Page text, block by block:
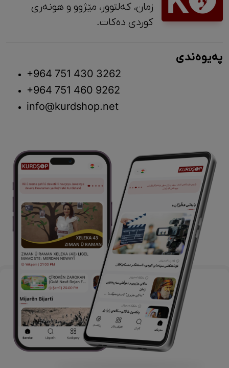
زمان، کەلتوور، مێژوو و ‎هونەری
کوردی دەکات.
پەیوەندی
+964 751 430 3262
+964 751 460 9262
info@kurdshop.net